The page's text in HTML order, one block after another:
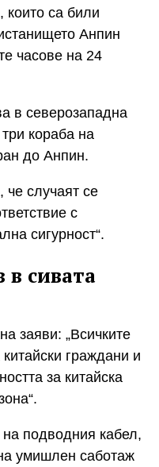
които са били
Анпин
часове на 24
в северозападна
кораба на
до Анпин.
че случаят се
с
сигурност“.
сивата
заяви: „Всичките
граждани и
за китайска
на подводния кабел,
умишлен саботаж